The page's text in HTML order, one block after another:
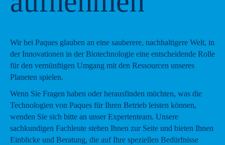
Wir bei Paques glauben an eine sauberere, nachhaltigere Welt, in
der Innovationen in der Biotechnologie eine entscheidende Rolle
für den vernünftigen Umgang mit den Ressourcen unseres
Planeten spielen.
Wenn Sie Fragen haben oder herausfinden möchten, was die
Technologien von Paques für Ihren Betrieb leisten können,
wenden Sie sich bitte an unser Expertenteam. Unsere
sachkundigen Fachleute stehen Ihnen zur Seite und bieten Ihnen
Einblicke und Beratung, die auf Ihre speziellen Bedürfnisse